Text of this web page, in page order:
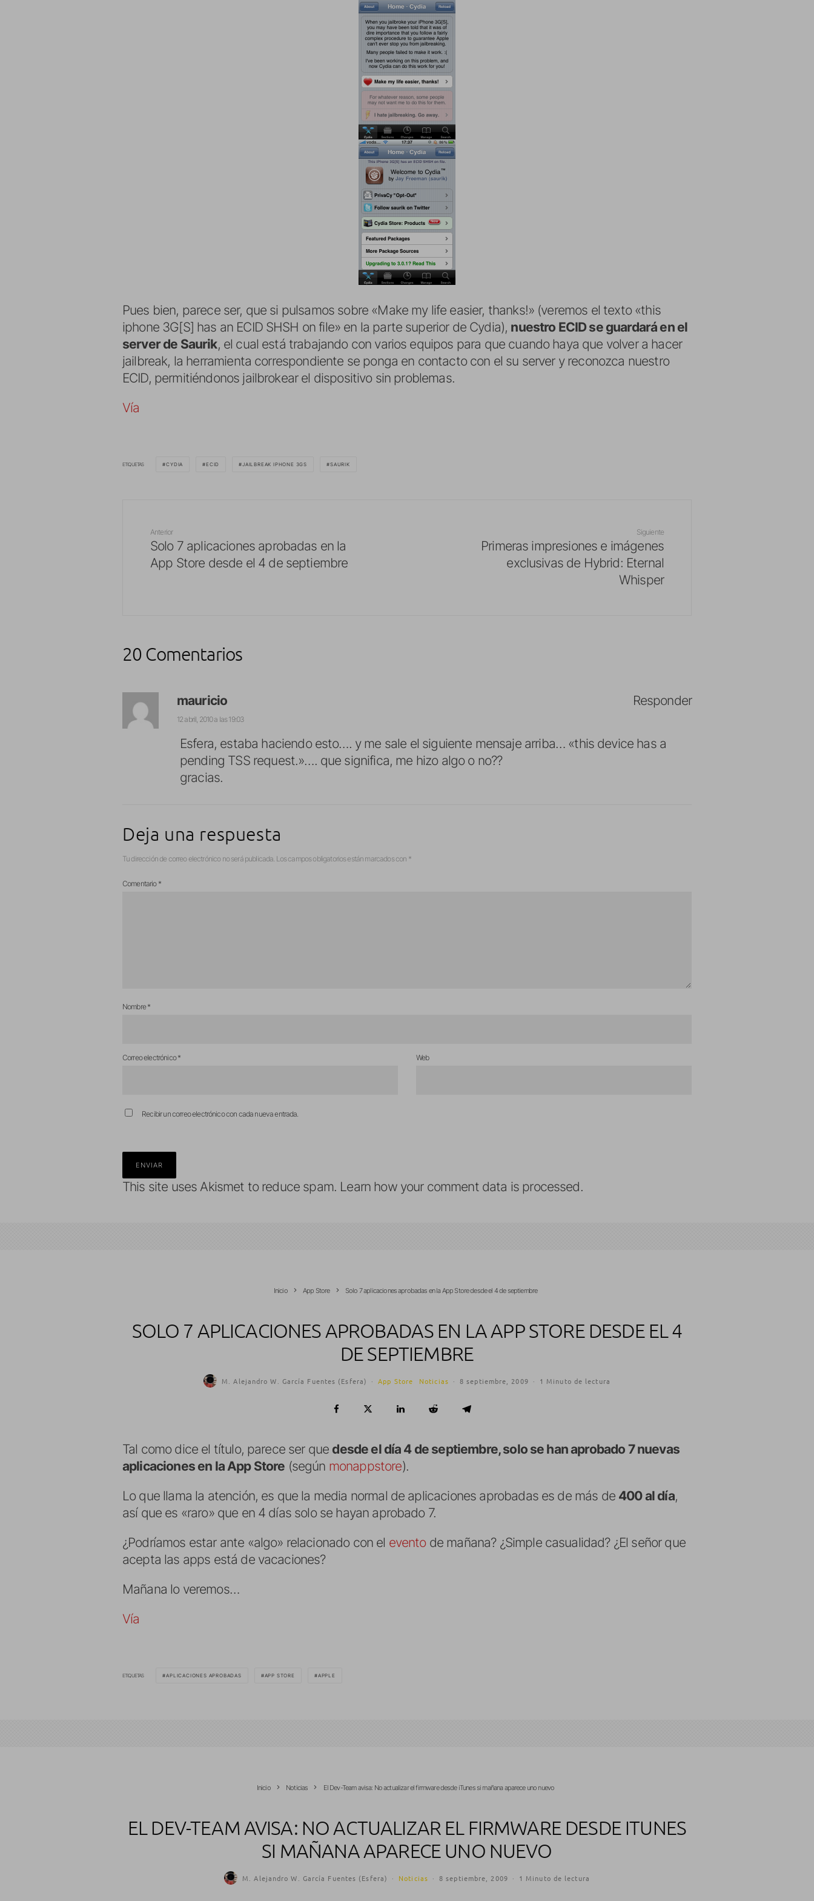
Pues bien, parece ser, que si pulsamos sobre «Make my life easier, thanks!» (veremos el texto «this
iphone 3G[S] has an ECID SHSH on file» en la parte superior de Cydia), nuestro ECID se guardará en el
server de Saurik, el cual está trabajando con varios equipos para que cuando haya que volver a hacer
jailbreak, la herramienta correspondiente se ponga en contacto con el su server y reconozca nuestro
ECID, permitiéndonos jailbrokear el dispositivo sin problemas.
Vía
ETIQUETAS CYDIA ECID JAILBREAK IPHONE 3GS SAURIK
Anterior
Solo 7 aplicaciones aprobadas en la
App Store desde el 4 de septiembre
Siguiente
Primeras impresiones e imágenes
exclusivas de Hybrid: Eternal
Whisper
20 Comentarios
mauricio
12 abril, 2010 a las 19:03
Esfera, estaba haciendo esto…. y me sale el siguiente mensaje arriba… «this device has a
pending TSS request.»…. que significa, me hizo algo o no??
gracias.
Responder
Deja una respuesta
Tu dirección de correo electrónico no será publicada. Los campos obligatorios están marcados con *
Comentario *
Nombre*
Correo electrónico* Web
Recibir un correo electrónico con cada nueva entrada.
This site uses Akismet to reduce spam. Learn how your comment data is processed.
Inicio App Store Solo 7 aplicaciones aprobadas en la App Store desde el 4 de septiembre
SOLO 7 APLICACIONES APROBADAS EN LA APP STORE DESDE EL 4
DE SEPTIEMBRE
M. Alejandro W. García Fuentes (Esfera) · App Store Noticias · 8 septiembre, 2009 · 1 Minuto de lectura
Tal como dice el título, parece ser que desde el día 4 de septiembre, solo se han aprobado 7 nuevas
aplicaciones en la App Store (según monappstore).
Lo que llama la atención, es que la media normal de aplicaciones aprobadas es de más de 400 al día,
así que es «raro» que en 4 días solo se hayan aprobado 7.
¿Podríamos estar ante «algo» relacionado con el eventode mañana? ¿Simple casualidad? ¿El señor que
acepta las apps está de vacaciones?
Mañana lo veremos…
Vía
ETIQUETAS APLICACIONES APROBADAS APP STORE APPLE
Inicio Noticias El Dev-Team avisa: No actualizar el firmware desde iTunes si mañana aparece uno nuevo
EL DEV-TEAM AVISA: NO ACTUALIZAR EL FIRMWARE DESDE ITUNES
SI MAÑANA APARECE UNO NUEVO
M. Alejandro W. García Fuentes (Esfera) · Noticias · 8 septiembre, 2009 · 1 Minuto de lectura